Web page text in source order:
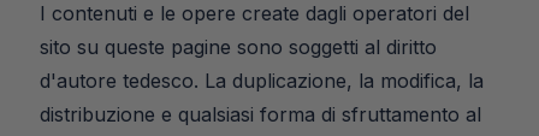
I contenuti e le opere create dagli operatori del
sito su queste pagine sono soggetti al diritto
d'autore tedesco. La duplicazione, la modifica, la
distribuzione e qualsiasi forma di sfruttamento al